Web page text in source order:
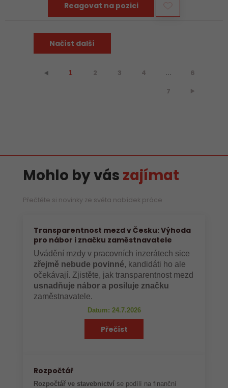
Reagovat na pozici
Načíst další
⯇ 1 2 3 4 ... 6
7 ⯈
Mohlo by vás zajímat
Přečtěte si novinky ze světa nabídek práce
Transparentnost mezd v Česku: Výhoda
pro nábor i značku zaměstnavatele
Uvádění mzdy v pracovních inzerátech sice
zřejmě nebude povinné, kandidáti ho ale
očekávají. Zjistěte, jak transparentnost mezd
usnadňuje nábor a posiluje značku
zaměstnavatele.
Datum: 24.7.2026
Přečíst
Rozpočtář
Rozpočtář ve stavebnictví se podílí na finanční